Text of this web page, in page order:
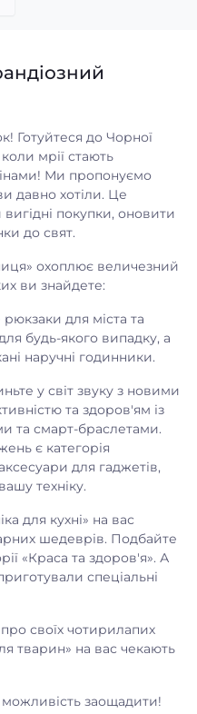
Готуйтеся до Чорної
мрії стають
Ми пропонуємо
давно хотіли. Це
покупки, оновити
до свят.
охоплює величезний
ви знайдете:
для міста та
будь-якого випадку, а
наручні годинники.
у світ звуку з новими
та здоров'ям із
та смарт-браслетами.
є категорія
для гаджетів,
техніку.
для кухні» на вас
шедеврів. Подбайте
«Краса та здоров'я». А
спеціальні
своїх чотирилапих
тварин» на вас чекають
можливість заощадити!